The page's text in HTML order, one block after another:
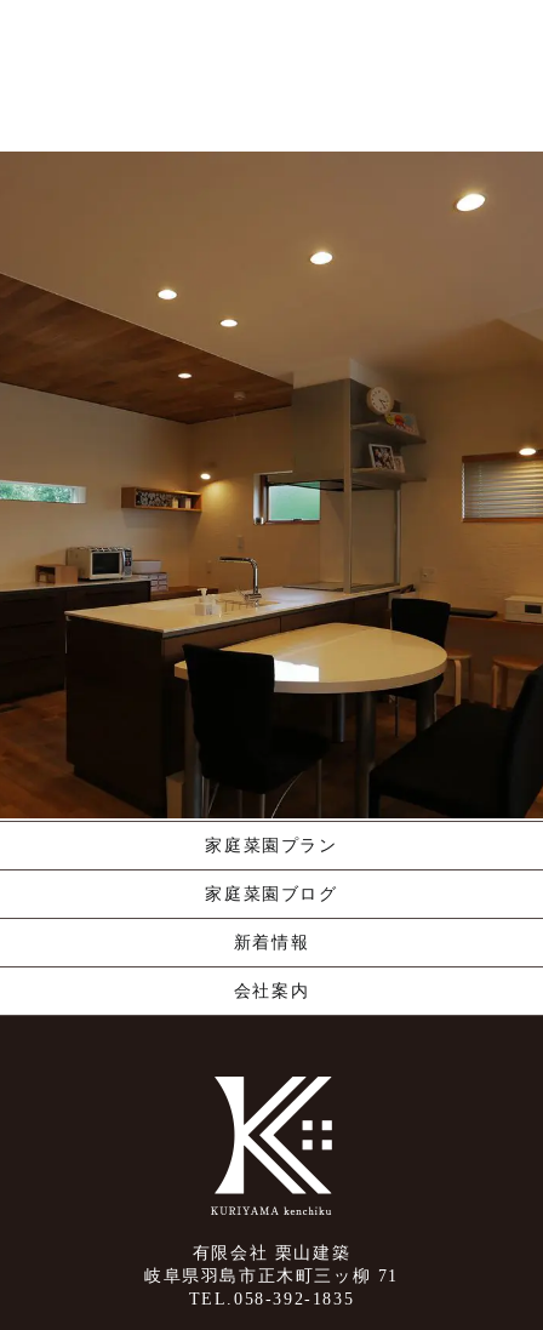
資料請求する
くりやま建築のこだわり
家庭菜園プラン
家庭菜園ブログ
新着情報
会社案内
有限会社 栗山建築
岐阜県羽島市正木町三ッ柳 71
TEL.058-392-1835